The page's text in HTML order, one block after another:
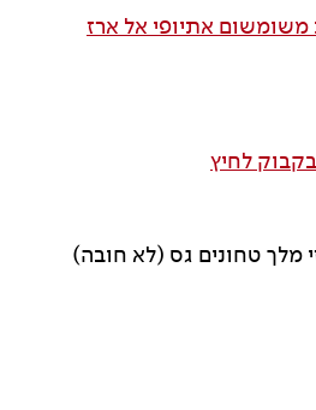
אתיופי אל ארז
לחיץ